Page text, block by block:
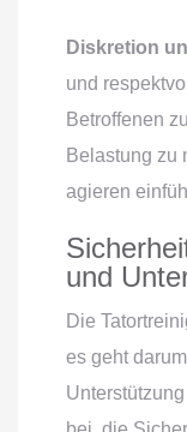
Diskretion
und
Betroffenen
Belastung zu
agieren
und
Die
es geht